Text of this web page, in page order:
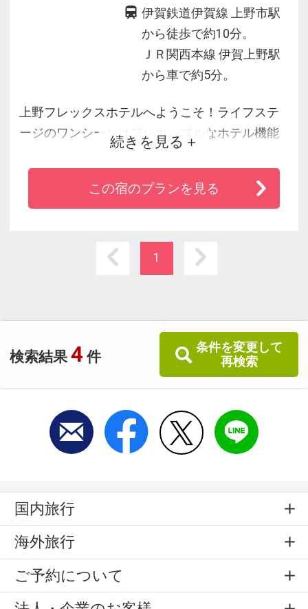
検索結果 4 件
条件を変更して
再検索
伊賀鉄道伊賀線 上野市駅
から徒歩で約10分。
ＪＲ関西本線 伊賀上野駅
から車で約5分。
上野フレックスホテルへようこそ！ライフステ
ージのワンシーンはフレキシブルなホテル機能
でより充実。心安まるご宿泊を、どうぞ。 あな
ただけのプライベートタイムをお約束する、く
つろぎのご宿泊。窓の外には歴史薫るロケーシ
ただけのリラックスタイムを。快適なひと時を
続きを見る
この宿のプランを見る
1
国内旅行
海外旅行
ご予約について